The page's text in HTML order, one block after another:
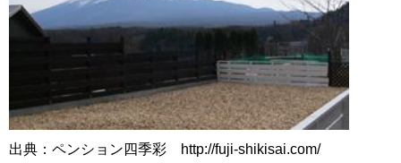
出典：ペンション四季彩 http://fuji-shikisai.com/